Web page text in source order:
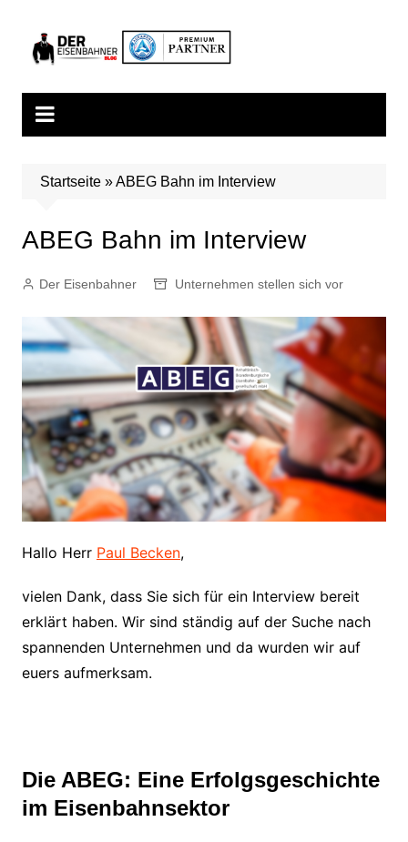
springen
Startseite»ABEG Bahn im Interview
ABEG Bahn im Interview
Der Eisenbahner Unternehmen stellen sich vor
Hallo Herr Paul Becken,
vielen Dank, dass Sie sich für ein Interview bereit
erklärt haben. Wir sind ständig auf der Suche nach
spannenden Unternehmen und da wurden wir auf
euers aufmerksam.
Die ABEG: Eine Erfolgsgeschichte
im Eisenbahnsektor